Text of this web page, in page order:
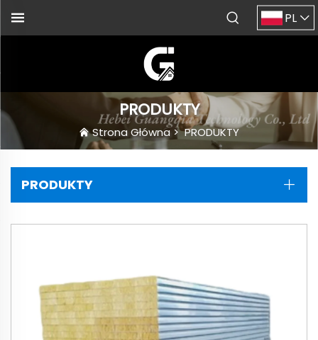
PL
PRODUKTY
Strona Główna>PRODUKTY
PRODUKTY